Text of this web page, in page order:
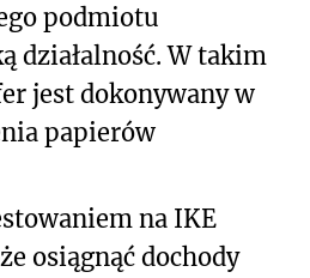
podmiotu
działalność. W takim
jest dokonywany w
papierów
na IKE
osiągnąć dochody